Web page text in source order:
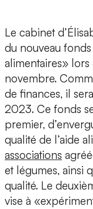
Le cabinet
du nouveau
alimentaires» lors
novembre.
de finances, il
2023. Ce fonds
premier,
qualité de l’aide
associations
et légumes, ainsi
qualité. Le
vise à